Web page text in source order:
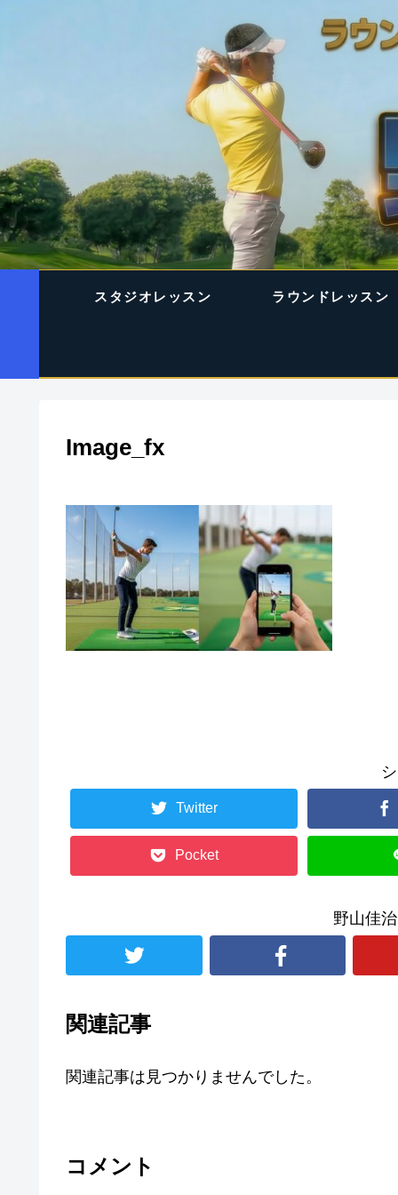
スタジオレッスン ラウンドレッスン
Image_fx
Twitter
Pocket
野山佳
関連記事
関連記事は見つかりませんでした。
コメント